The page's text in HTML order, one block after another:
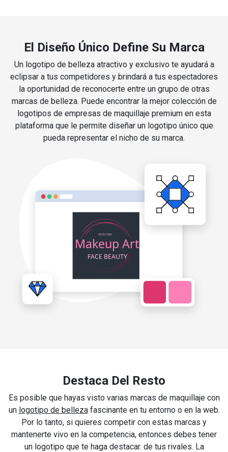
El Diseño Único Define Su Marca
Un logotipo de belleza atractivo y exclusivo te ayudará a
eclipsar a tus competidores y brindará a tus espectadores
la oportunidad de reconocerte entre un grupo de otras
marcas de belleza. Puede encontrar la mejor colección de
logotipos de empresas de maquillaje premium en esta
plataforma que le permite diseñar un logotipo único que
pueda representar el nicho de su marca.
Destaca Del Resto
Es posible que hayas visto varias marcas de maquillaje con
un logotipo de bellezafascinante en tu entorno o en la web.
Por lo tanto, si quieres competir con estas marcas y
mantenerte vivo en la competencia, entonces debes tener
un logotipo que te haga destacar. de tus rivales. La